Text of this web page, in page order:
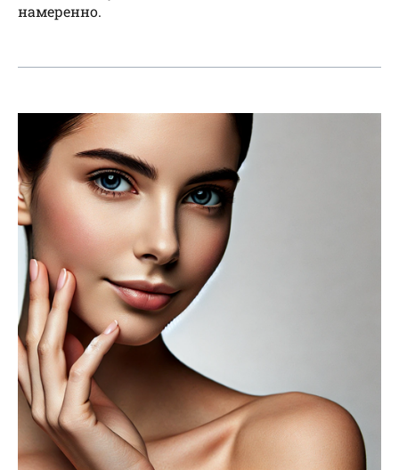
намеренно.